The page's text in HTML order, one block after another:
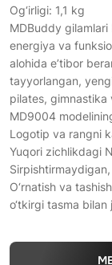
Og‘irligi: 1,1 kg
MDBuddy
energiya va
alohida e’tibor
tayyorlangan,
pilates, gimnastika
MD9004
Logotip va rangni
Yuqori zichlikdagi
O‘rnatish va
o‘tkirgi tasma bilan